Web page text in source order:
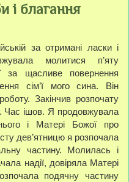
і благання
за отримані ласки і
молитися п’яту
за щасливе повернення
сім’ї мого сина. Він
Закінчив розпочату
Час ішов. Я продовжувала
і Матері Божої про
дев’ятницю я розпочала
частину. Молилась і
надії, довіряла Матері
подячну частину